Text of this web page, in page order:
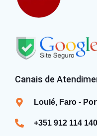
Canais de
Loulé, Faro -
+351 912 114 140